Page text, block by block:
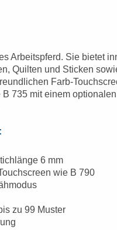
Arbeitspferd. Sie bietet
Quilten und Sticken
Farb-
735 mit einem optionalen
6 mm
wie B 790
zu 99 Muster